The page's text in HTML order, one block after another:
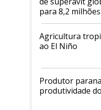
para 8,2
Agricultura
ao El Niño
Produtor
produtividade